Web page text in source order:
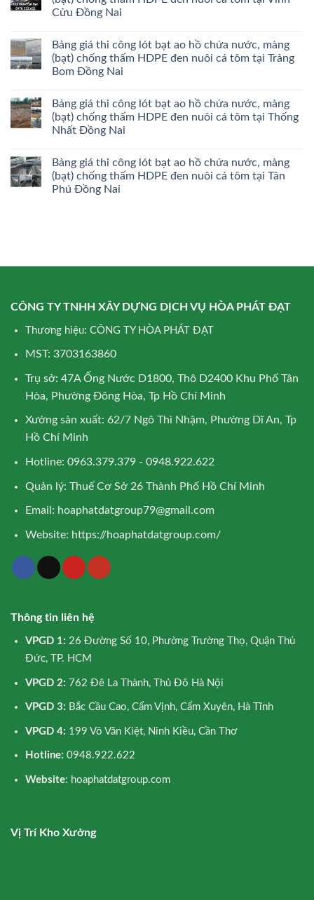
Cửu Đồng Nai
Bảng giá thi công lót bạt ao hồ chứa nước, màng
(bạt) chống thấm HDPE đen nuôi cá tôm tại Trảng
Bom Đồng Nai
Bảng giá thi công lót bạt ao hồ chứa nước, màng
(bạt) chống thấm HDPE đen nuôi cá tôm tại Thống
Nhất Đồng Nai
Bảng giá thi công lót bạt ao hồ chứa nước, màng
(bạt) chống thấm HDPE đen nuôi cá tôm tại Tân
Phú Đồng Nai
CÔNG TY TNHH XÂY DỰNG DỊCH VỤ HÒA PHÁT ĐẠT
Thương hiệu: CÔNG TY HÒA PHÁT ĐẠT
MST: 3703163860
Trụ sở: 47A Ống Nước D1800, Thô D2400 Khu Phố Tân
Hòa, Phường Đông Hòa, Tp Hồ Chí Minh
Xưởng sản xuất: 62/7 Ngô Thì Nhậm, Phường Dĩ An, Tp
Hồ Chí Minh
Hotline: 0963.379.379 - 0948.922.622
Quản lý: Thuế Cơ Sở 26 Thành Phố Hồ Chí Minh
Email: hoaphatdatgroup79@gmail.com
Website: https://hoaphatdatgroup.com/
Thông tin liên hệ
VPGD 1: 26 Đường Số 10, Phường Trường Thọ, Quận Thủ
Đức, TP. HCM
VPGD 2: 762 Đê La Thành, Thủ Đô Hà Nội
VPGD 3: Bắc Cầu Cao, Cẩm Vịnh, Cẩm Xuyên, Hà Tĩnh
VPGD 4: 199 Võ Văn Kiệt, Ninh Kiều, Cần Thơ
Hotline: 0948.922.622
Website: hoaphatdatgroup.com
Vị Trí Kho Xưởng